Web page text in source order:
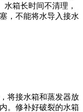
箱长时间不清理，
，不能将水导入接水
将接水箱和蒸发器放
。修补好破裂的水箱